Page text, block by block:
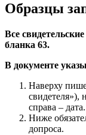
Образцы
Все
бланка 63.
В документе
Наверху
свидетеля»),
справа – дата.
Ниже
допроса.